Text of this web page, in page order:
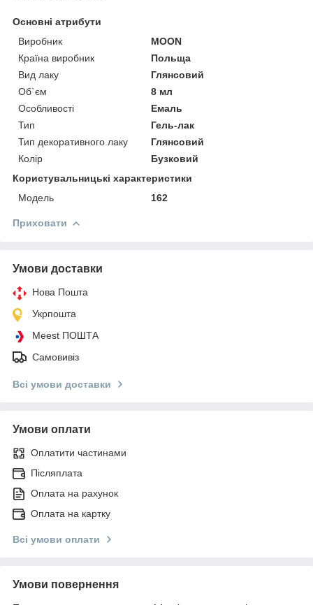
Основні атрибути
Виробник
MOON
Країна виробник
Польща
Вид лаку
Глянсовий
Об`єм
8 мл
Особливості
Емаль
Тип
Гель-лак
Тип декоративного лаку
Глянсовий
Колір
Бузковий
Користувальницькі характеристики
Мoдель
162
Приховати
Умови доставки
Нова Пошта
Укрпошта
Meest ПОШТА
Самовивіз
Всі умови доставки
Умови оплати
Оплатити частинами
Післяплата
Оплата на рахунок
Оплата на картку
Всі умови оплати
Умови повернення